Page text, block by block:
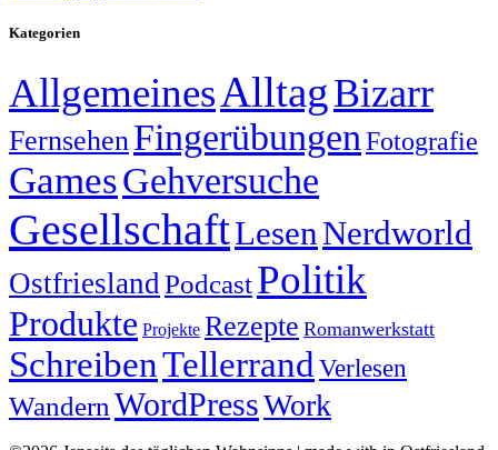
Kategorien
AllgemeinesAlltagBizarr
FernsehenFingerübungen Fotografie
GamesGehversuche
GesellschaftLesenNerdworld
OstfrieslandPodcastPolitik
Produkte Projekte Rezepte Romanwerkstatt
SchreibenTellerrand Verlesen
Wandern WordPressWork